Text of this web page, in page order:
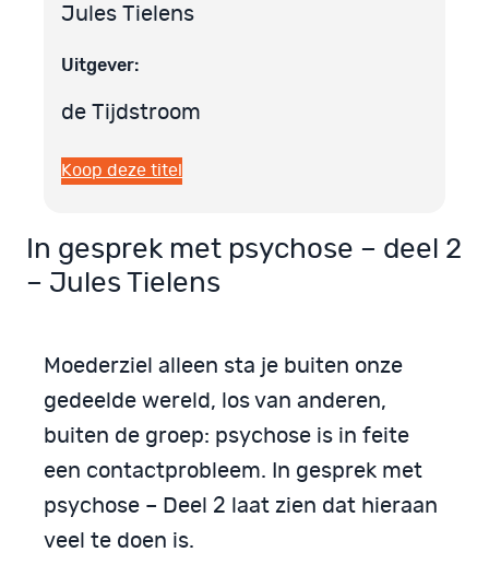
Jules Tielens
Uitgever:
de Tijdstroom
Koop deze titel
In gesprek met psychose – deel 2
– Jules Tielens
Moederziel alleen sta je buiten onze
gedeelde wereld, los van anderen,
buiten de groep: psychose is in feite
een contactprobleem. In gesprek met
psychose – Deel 2 laat zien dat hieraan
veel te doen is.